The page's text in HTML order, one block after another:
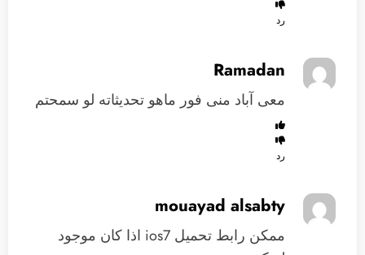
رد
Ramadan
معى آباد منى فور ماهو تحديثاته لو سمحتم
رد
mouayad alsabty
ممكن رابط تحميل ios7 اذا كان موجود